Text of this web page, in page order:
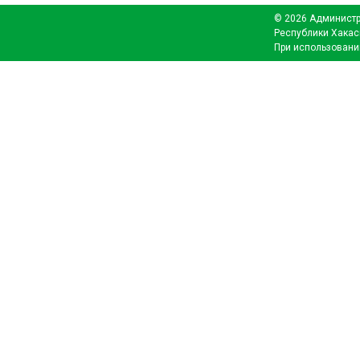
© 2026
Республики
При